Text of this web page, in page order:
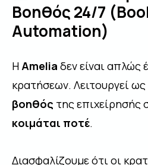
Βοηθός 24/7
Automation)
Η Amelia δεν είναι απλώς
κρατήσεων. Λειτουργεί ως
βοηθός της επιχείρησής
κοιμάται ποτέ.
Διασφαλίζουμε ότι οι